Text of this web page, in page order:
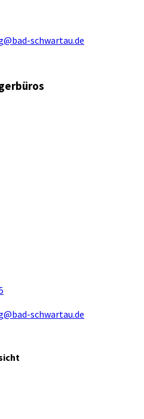
schwartau.de
schwartau.de